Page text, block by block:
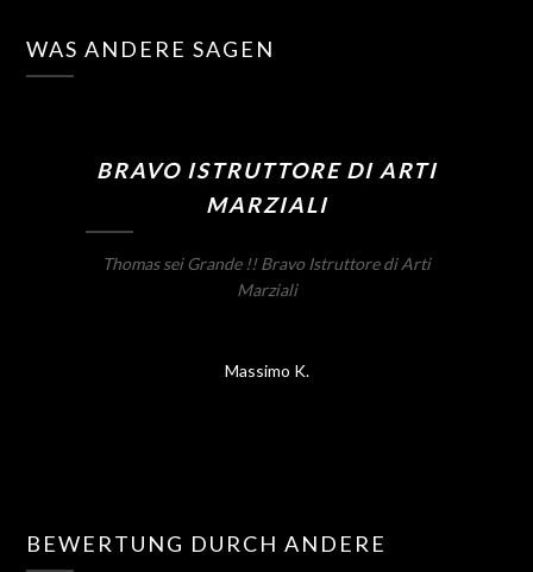
WAS ANDERE SAGEN
BRAVO ISTRUTTORE DI ARTI
MARZIALI
Thomas sei Grande !! Bravo Istruttore di Arti
Marziali
Massimo K.
BEWERTUNG DURCH ANDERE